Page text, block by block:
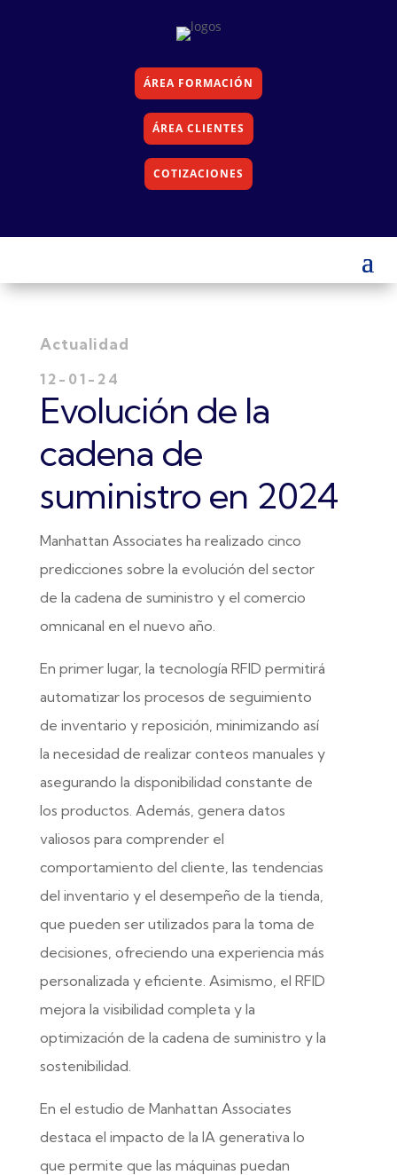
ÁREA FORMACIÓN
ÁREA CLIENTES
COTIZACIONES
Actualidad
12-01-24
Evolución de la
cadena de
suministro en 2024
Manhattan Associates ha realizado cinco
predicciones sobre la evolución del sector
de la cadena de suministro y el comercio
omnicanal en el nuevo año.
En primer lugar, la tecnología RFID permitirá
automatizar los procesos de seguimiento
de inventario y reposición, minimizando así
la necesidad de realizar conteos manuales y
asegurando la disponibilidad constante de
los productos. Además, genera datos
valiosos para comprender el
comportamiento del cliente, las tendencias
del inventario y el desempeño de la tienda,
que pueden ser utilizados para la toma de
decisiones, ofreciendo una experiencia más
personalizada y eficiente. Asimismo, el RFID
mejora la visibilidad completa y la
optimización de la cadena de suministro y la
sostenibilidad.
En el estudio de Manhattan Associates
destaca el impacto de la IA generativa lo
que permite que las máquinas puedan